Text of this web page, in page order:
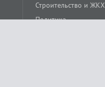
Строительство и ЖКХ
Политика